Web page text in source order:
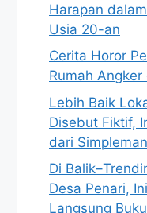
Harapan
Usia 20-an
Cerita Horor
Rumah
Lebih Baik
Disebut Fiktif,
dari Simpleman
Di
Desa Penari,
Langsung